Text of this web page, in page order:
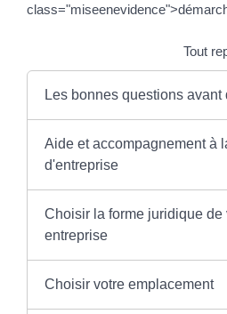
Tout
Les bonnes questions avant
Aide et accompagnement à
d'entreprise
Choisir la forme juridique de
entreprise
Choisir votre emplacement